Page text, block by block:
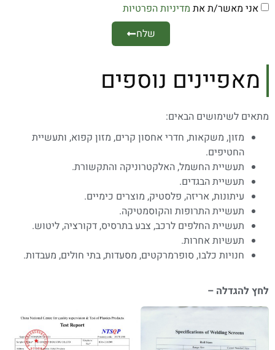
אני מאשר/ת את מדיניות הפרטיות
שלח
מאפיינים נוספים
מתאים לשימושים הבאים:
מזון, משקאות, חדרי אחסון קרים, מזון קפוא, ותעשיית
החטיפים.
תעשיית החשמל, האלקטרוניקה והתקשורת.
תעשיית הבגדים.
עיתונות, אריזה, פלסטיק, מוצרים כימיים.
תעשיית התרופות והקוסמטיקה.
תעשיית החלפים לרכב, צבע בתרסיס, דקורציה, ליטוש.
תעשיות אחרות.
חנויות כלבו, סופרמרקטים, מסעדות, בתי חולים, מעבדות.
לחץ להגדלה –